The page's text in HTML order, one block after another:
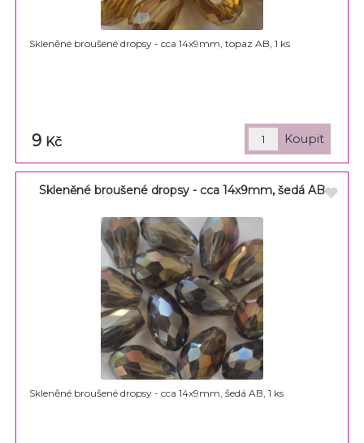
Skleněné broušené dropsy - cca 14x9mm, topaz AB, 1 ks
9 Kč
Skleněné broušené dropsy - cca 14x9mm, šedá AB
Skleněné broušené dropsy - cca 14x9mm, šedá AB, 1 ks